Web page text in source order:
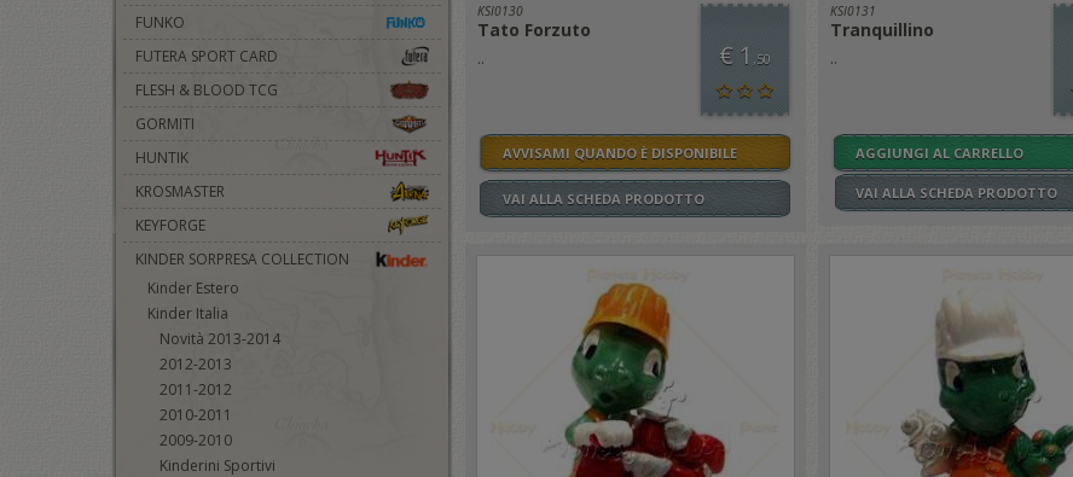
FUNKO
FUTERA SPORT CARD
FLESH & BLOOD TCG
GORMITI
HUNTIK
KROSMASTER
KEYFORGE
KINDER SORPRESA COLLECTION
Kinder Estero
Kinder Italia
Novità 2013-2014
2012-2013
2011-2012
2010-2011
2009-2010
Kinderini Sportivi
KSI0130
Tato Forzuto
.. € 1 ,50
AVVISAMI QUANDO È DISPONIBILE
VAI ALLA SCHEDA PRODOTTO
KSI0131
Tranquillino
..
AGGIUNGI AL CARRELLO
VAI ALLA SCHEDA PRODOTTO